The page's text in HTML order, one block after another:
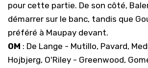
pour cette partie. De son côté,
démarrer sur le banc, tandis que
préféré à Maupay devant.
OM : De Lange - Mutillo, Pavard,
Hojbjerg, O'Riley - Greenwood,